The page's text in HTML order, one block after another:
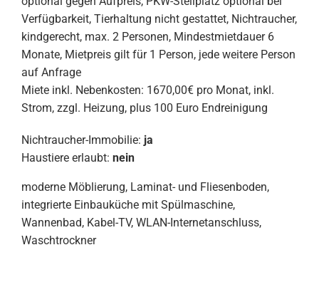
Verfügbarkeit, Tierhaltung nicht gestattet, Nichtraucher,
kindgerecht, max. 2 Personen, Mindestmietdauer 6
Monate, Mietpreis gilt für 1 Person, jede weitere Person
auf Anfrage
Miete inkl. Nebenkosten: 1670,00€ pro Monat, inkl.
Strom, zzgl. Heizung, plus 100 Euro Endreinigung
Nichtraucher-Immobilie: ja
Haustiere erlaubt: nein
moderne Möblierung, Laminat- und Fliesenboden,
integrierte Einbauküche mit Spülmaschine,
Wannenbad, Kabel-TV, WLAN-Internetanschluss,
Waschtrockner